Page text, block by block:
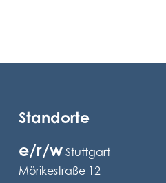
Standorte
e/r/w Stuttgart
Mörikestraße 12